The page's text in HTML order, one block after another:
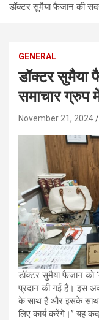
डॉक्टर सुमैया फैजान की
GENERAL
डॉक्टर सुमैया
समाचार ग्रुप
November 21, 2024
डॉक्टर सुमैया फैजान को
प्रदान की गई है। इस
के साथ हैं और इसके साथ
लिए कार्य करेंगे।” यह